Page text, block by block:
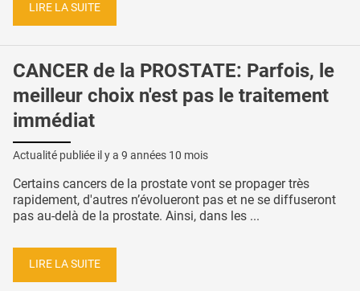
LIRE LA SUITE
CANCER de la PROSTATE: Parfois, le
meilleur choix n'est pas le traitement
immédiat
Actualité publiée il y a 9 années 10 mois
Certains cancers de la prostate vont se propager très
rapidement, d'autres n’évolueront pas et ne se diffuseront
pas au-delà de la prostate. Ainsi, dans les ...
LIRE LA SUITE